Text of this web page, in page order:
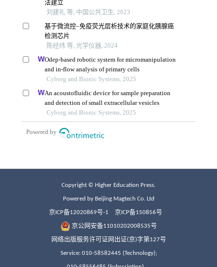
Copyright © Higher Education Press.
Powered by Beijing Magtech Co. Ltd
京ICP备12020869号-1 京ICP备150856号
京公网安备11010202008535号
网络出版服务许可证网出证(京)字第127号
Service: 010-58582445 (Technology);